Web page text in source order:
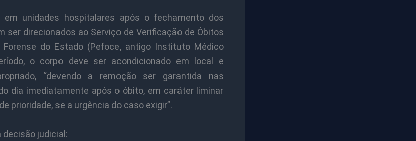
em unidades hospitalares após o fechamento dos
ser direcionados ao Serviço de Verificação de Óbitos
Forense do Estado (Pefoce, antigo Instituto Médico
o corpo deve ser acondicionado em local e
“devendo a remoção ser garantida nas
dia imediatamente após o óbito, em caráter liminar
prioridade, se a urgência do caso exigir”.
decisão judicial: